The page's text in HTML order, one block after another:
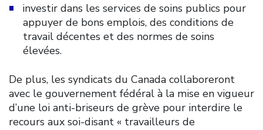
investir dans les services de soins publics pour
appuyer de bons emplois, des conditions de
travail décentes et des normes de soins
élevées.
De plus, les syndicats du Canada collaboreront
avec le gouvernement fédéral à la mise en vigueur
d’une loi anti-briseurs de grève pour interdire le
recours aux soi-disant « travailleurs de